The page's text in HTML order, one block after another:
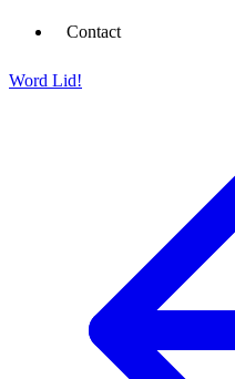
Contact
Word Lid!